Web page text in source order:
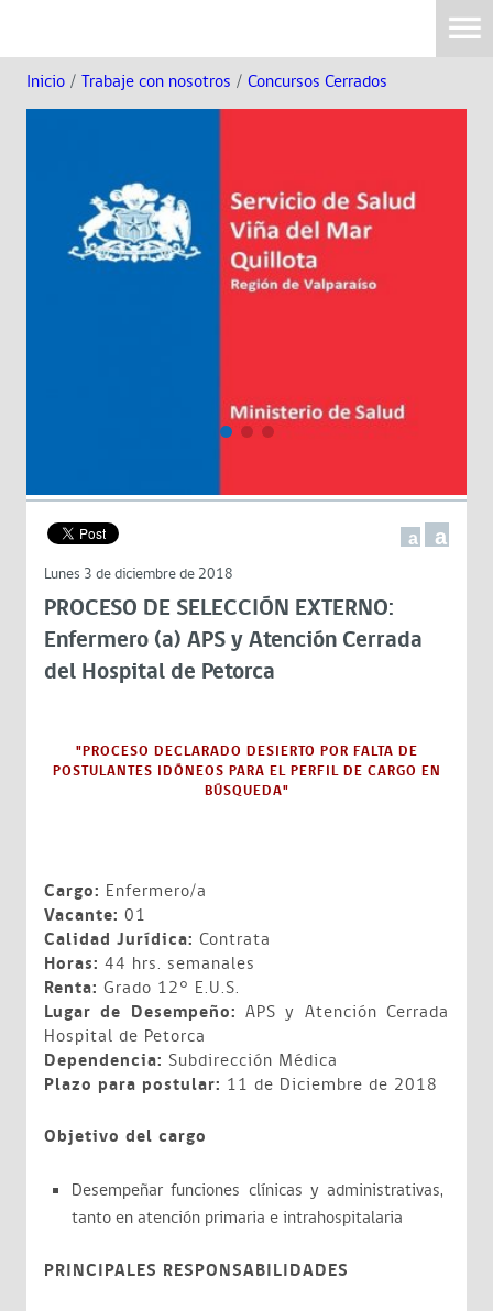
Inicio / Trabaje con nosotros / Concursos Cerrados
a a
Lunes 3 de diciembre de 2018
PROCESO DE SELECCIÓN EXTERNO:
Enfermero (a) APS y Atención Cerrada
del Hospital de Petorca
"PROCESO DECLARADO DESIERTO POR FALTA DE
POSTULANTES IDÓNEOS PARA EL PERFIL DE CARGO EN
BÚSQUEDA"
Cargo: Enfermero/a
Vacante: 01
Calidad Jurídica: Contrata
Horas: 44 hrs. semanales
Renta: Grado 12° E.U.S.
Lugar de Desempeño: APS y Atención Cerrada
Hospital de Petorca
Dependencia: Subdirección Médica
Plazo para postular: 11 de Diciembre de 2018
Objetivo del cargo
Desempeñar funciones clínicas y administrativas,
tanto en atención primaria e intrahospitalaria
PRINCIPALES RESPONSABILIDADES